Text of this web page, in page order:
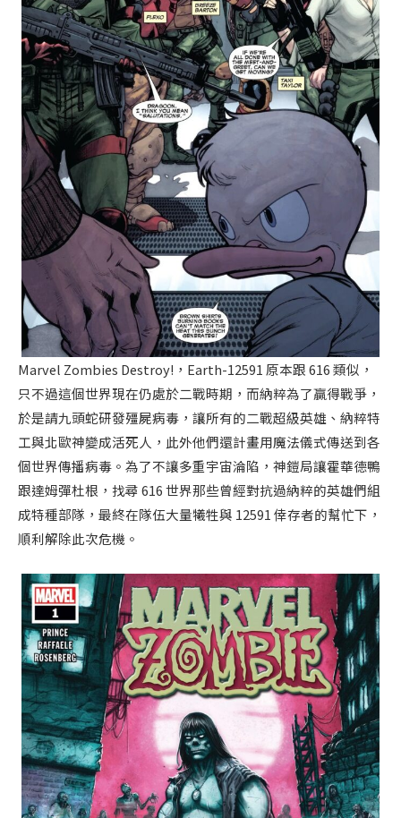
Marvel Zombies Destroy!，Earth-12591 原本跟 616 類似，
只不過這個世界現在仍處於二戰時期，而納粹為了贏得戰爭，
於是請九頭蛇研發殭屍病毒，讓所有的二戰超級英雄、納粹特
工與北歐神變成活死人，此外他們還計畫用魔法儀式傳送到各
個世界傳播病毒。為了不讓多重宇宙淪陷，神鎧局讓霍華德鴨
跟達姆彈杜根，找尋 616 世界那些曾經對抗過納粹的英雄們組
成特種部隊，最終在隊伍大量犧牲與 12591 倖存者的幫忙下，
順利解除此次危機。